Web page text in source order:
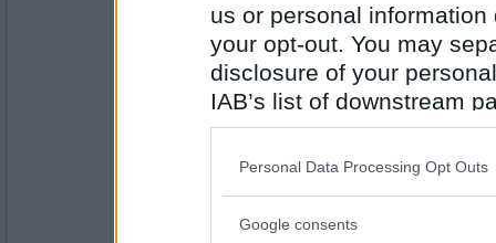
us or personal
your opt-out. You may
disclosure of your
IAB’s list of downstream
also be disclosed by us
Downstream Participants
Please note that this
Personal Data Processing Opt Outs
Google consents
1553
Gæt: HØJBRAS
Børshaj
Gæt: SIGNALS (andet ord)